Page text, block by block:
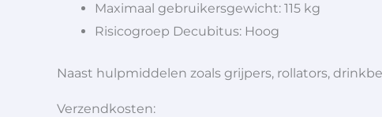
Maximaal gebruikersgewicht: 115 kg
Risicogroep Decubitus: Hoog
Naast hulpmiddelen zoals grijpers, rollators,
Verzendkosten: